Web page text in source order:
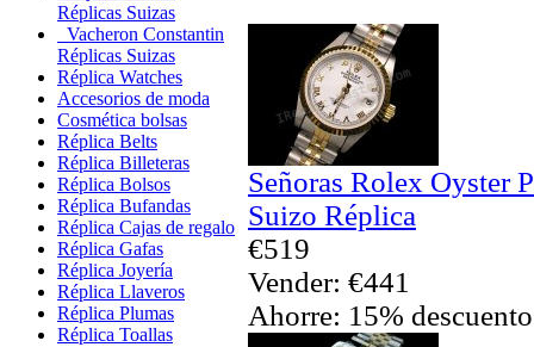
Réplicas Suizas
Vacheron Constantin
Réplicas Suizas
Réplica Watches
Accesorios de moda
Cosmética bolsas
Réplica Belts
Réplica Billeteras
Réplica Bolsos
Réplica Bufandas
Réplica Cajas de regalo
Réplica Gafas
Réplica Joyería
Réplica Llaveros
Réplica Plumas
Réplica Toallas
Señoras Rolex Oyster
Suizo Réplica
€519
Vender: €441
Ahorre: 15% descuento